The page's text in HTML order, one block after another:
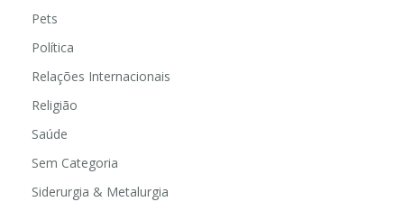
Pets
Política
Relações Internacionais
Religião
Saúde
Sem Categoria
Siderurgia & Metalurgia